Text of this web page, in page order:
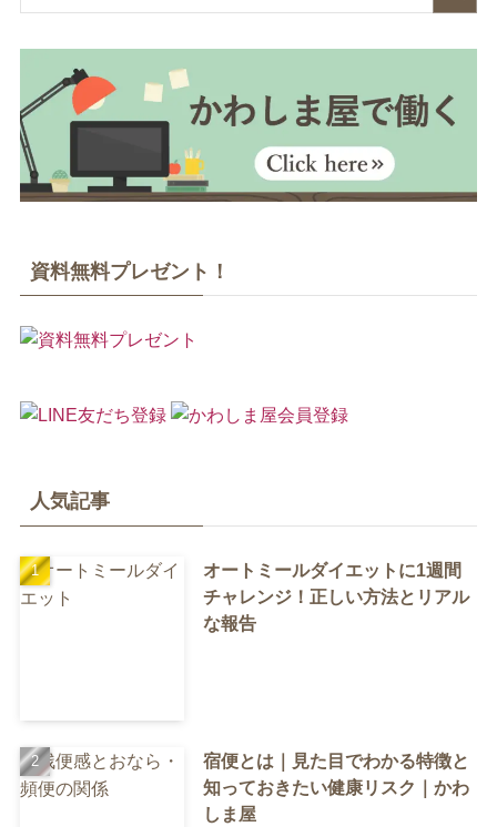
資料無料プレゼント！
人気記事
オートミールダイエットに1週間
チャレンジ！正しい方法とリアル
な報告
宿便とは｜見た目でわかる特徴と
知っておきたい健康リスク｜かわ
しま屋